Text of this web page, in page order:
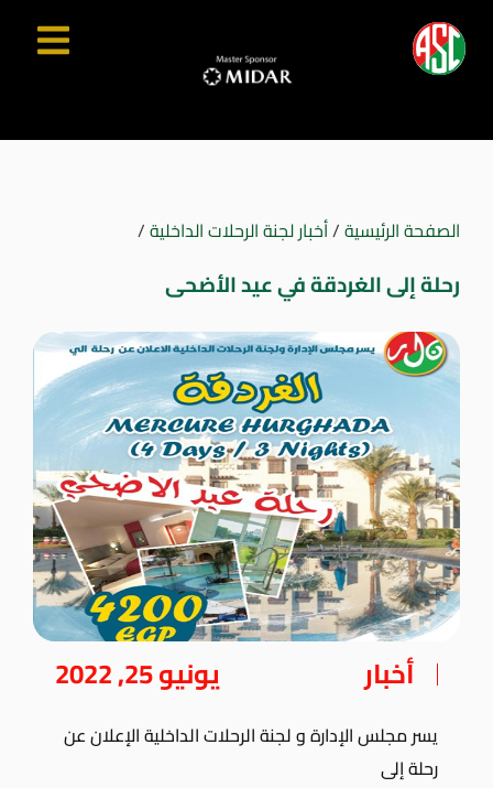
الصفحة الرئيسية/أخبار لجنة الرحلات الداخلية/
رحلة إلى الغردقة في عيد الأضحى
أخبار يونيو 25, 2022
يسر مجلس الإدارة و لجنة الرحلات الداخلية الإعلان عن
رحلة إلى